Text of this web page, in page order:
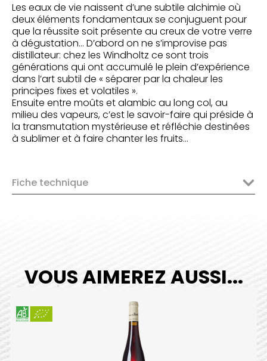
Les eaux de vie naissent d’une subtile alchimie où
deux éléments fondamentaux se conjuguent pour
que la réussite soit présente au creux de votre verre
à dégustation… D’abord on ne s’improvise pas
distillateur: chez les Windholtz ce sont trois
générations qui ont accumulé le plein d’expérience
dans l’art subtil de « séparer par la chaleur les
principes fixes et volatiles ».
Ensuite entre moûts et alambic au long col, au
milieu des vapeurs, c’est le savoir-faire qui préside à
la transmutation mystérieuse et réfléchie destinées
à sublimer et à faire chanter les fruits…
Fiche technique
VOUS AIMEREZ AUSSI...